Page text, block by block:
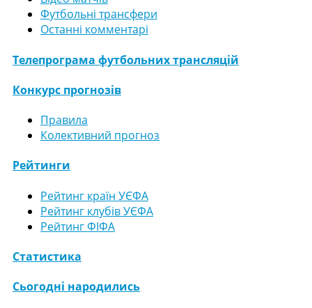
Футбольні трансфери
Останні комментарі
Телепрограма футбольних трансляцій
Конкурс прогнозів
Правила
Колективний прогноз
Рейтинги
Рейтинг країн УЄФА
Рейтинг клубів УЄФА
Рейтинг ФІФА
Статистика
Сьогодні народились